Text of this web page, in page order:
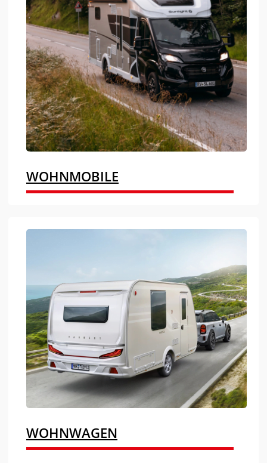
WOHNMOBILE
WOHNWAGEN